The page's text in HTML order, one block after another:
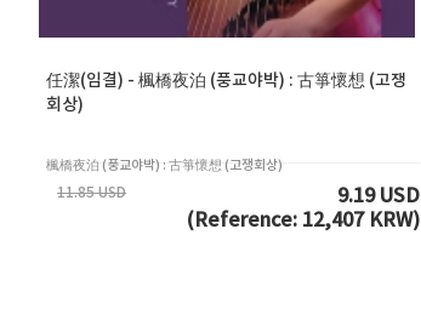
任潔(임결) - 楓橋夜泊 (풍교야박) : 古箏懷想 (고쟁
회상)
楓橋夜泊 (풍교야박) : 古箏懷想 (고쟁회상)
11.85 USD
9.19 USD
(Reference: 12,407 KRW)